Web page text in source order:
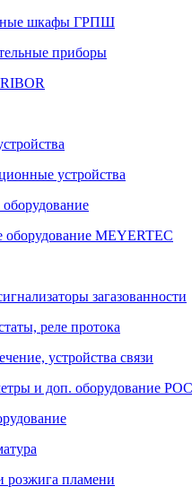
шкафы ГРПШ
приборы
устройства
оборудование
оборудование MEYERTEC
загазованности
реле протока
устройства связи
и доп. оборудование
розжига пламени